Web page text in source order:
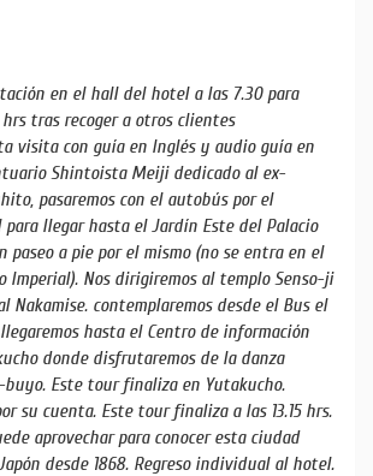
en el hall del hotel a las 7.30 para
tras recoger a otros clientes
visita con guía en Inglés y audio guía en
Shintoista Meiji dedicado al ex-
pasaremos con el autobús por el
para llegar hasta el Jardín Este del Palacio
paseo a pie por el mismo (no se entra en el
Imperial). Nos dirigiremos al templo Senso-ji
Nakamise. contemplaremos desde el Bus el
hasta el Centro de información
donde disfrutaremos de la danza
Este tour finaliza en Yutakucho.
su cuenta. Este tour finaliza a las 13.15 hrs.
aprovechar para conocer esta ciudad
desde 1868. Regreso individual al hotel.